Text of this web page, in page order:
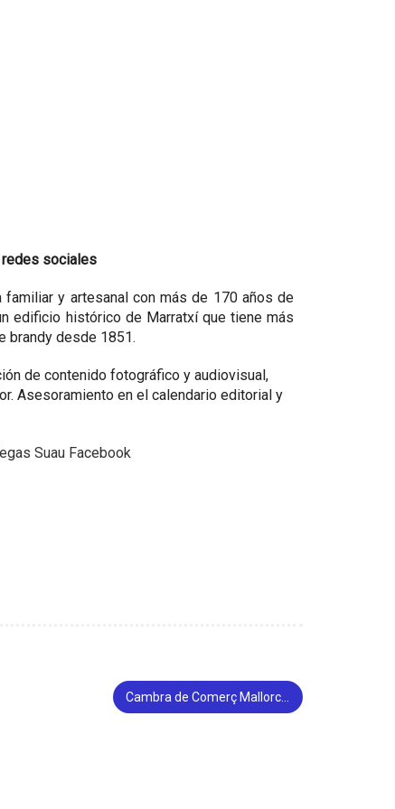
sociales
familiar y artesanal con más de 170 años de
edificio histórico de Marratxí que tiene más
brandy desde 1851.
de contenido fotográfico y audiovisual,
Asesoramiento en el calendario editorial y